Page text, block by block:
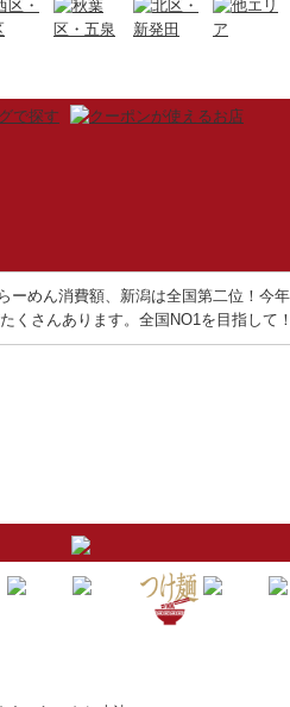
ーめん消費額、新潟は全国第二位！今
くさんあります。全国NO1を目指して